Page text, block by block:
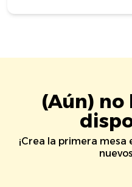
(Aún) no
¡Crea la primera